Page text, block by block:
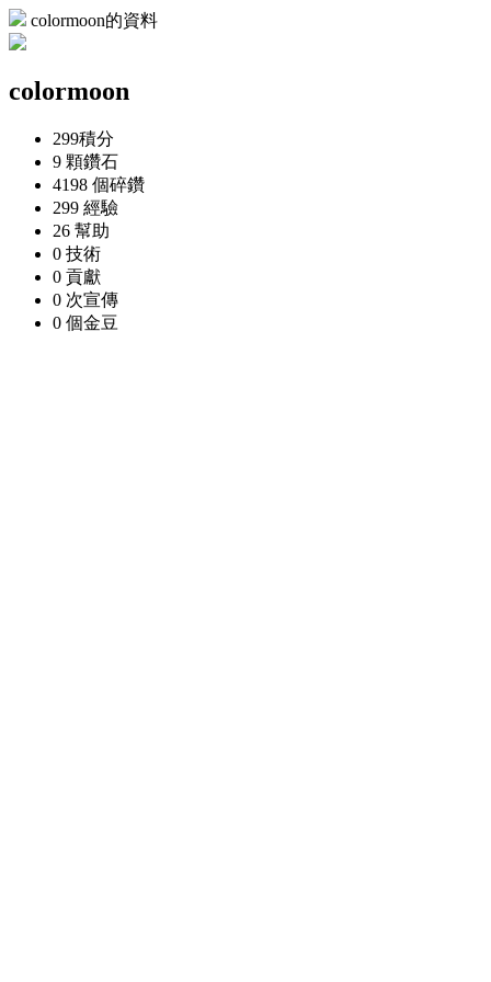
colormoon的資料
colormoon
299積分
9 顆鑽石
4198 個碎鑽
299 經驗
26 幫助
0 技術
0 貢獻
0 次宣傳
0 個金豆